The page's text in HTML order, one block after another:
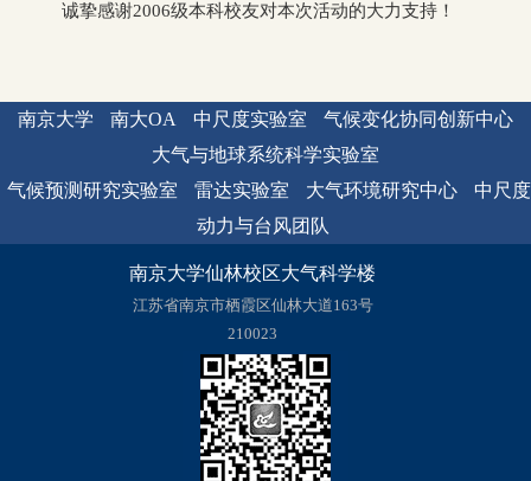
诚挚感谢2006级本科校友对本次活动的大力支持！
南京大学 南大OA 中尺度实验室
气候变化协同创新中心
大气与地球系统科学实验室
气候预测研究实验室
雷达实验室 大气环境研究中心
中尺度
动力与台风团队
南京大学仙林校区大气科学楼
江苏省南京市栖霞区仙林大道163号
210023